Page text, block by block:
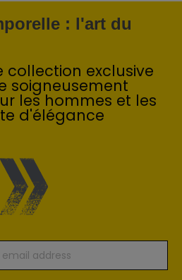
: l'art du
collection exclusive
soigneusement
les hommes et les
d'élégance